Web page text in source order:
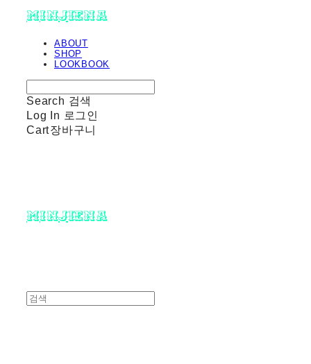
minjiena
ABOUT
SHOP
LOOKBOOK
Search 검색
Log In 로그인
Cart장바구니
minjiena